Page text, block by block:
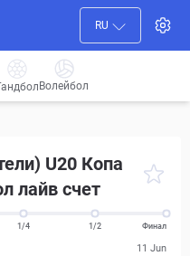
RU
Волейбол
U20 Копа
лайв счет
1/4 1/2 Финал
11 Jun